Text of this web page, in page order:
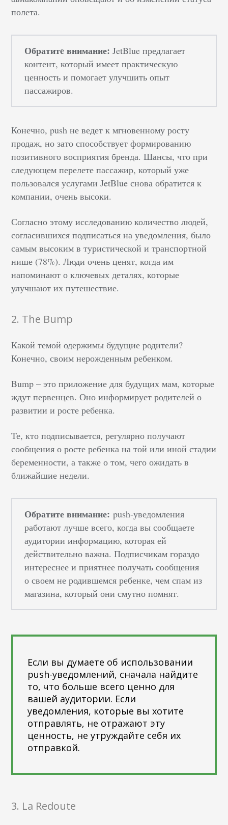
полета.
Обратитe внимание: JetBlue предлагает
контент, который имеет практическую
ценность и помогает улучшить опыт
пассажиров.
Конечно, push не ведет к мгновенному росту
продаж, но зато способствует формированию
позитивного восприятия бренда. Шансы, что при
следующем перелете пассажир, который уже
пользовался услугами JetBlue снова обратится к
компании, очень высоки.
Согласно этому исследованию количество людей,
согласившихся подписаться на уведомления, было
самым высоким в туристической и транспортной
нише (78%). Люди очень ценят, когда им
напоминают о ключевых деталях, которые
улучшают их путешествие.
2. The Bump
Какой темой одержимы будущие родители?
Конечно, своим нерожденным ребенком.
Bump – это приложение для будущих мам, которые
ждут первенцев. Оно информирует родителей о
развитии и росте ребенка.
Те, кто подписывается, регулярно получают
сообщения о росте ребенка на той или иной стадии
беременности, а также о том, чего ожидать в
ближайшие недели.
Обратите внимание: push-уведомления
работают лучше всего, когда вы сообщаете
аудитории информацию, которая ей
действительно важна. Подписчикам гораздо
интереснее и приятнее получать сообщения
о своем не родившемся ребенке, чем спам из
магазина, который они смутно помнят.
Если вы думаете об использовании
push-уведомлений, сначала найдите
то, что больше всего ценно для
вашей аудитории. Если
уведомления, которые вы хотите
отправлять, не отражают эту
ценность, не утруждайте себя их
отправкой.
3. La Redoute